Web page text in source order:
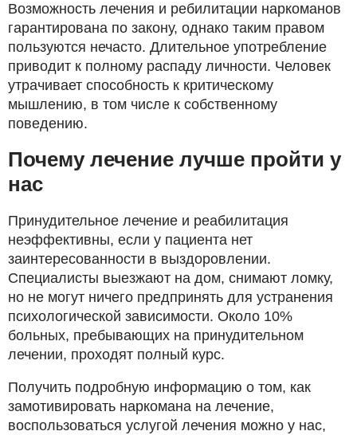
Возможность лечения и ребилитации наркоманов
гарантирована по закону, однако таким правом
пользуются нечасто. Длительное употребление
приводит к полному распаду личности. Человек
утрачивает способность к критическому
мышлению, в том числе к собственному
поведению.
Почему лечение лучше пройти у
нас
Принудительное лечение и реабилитация
неэффективны, если у пациента нет
заинтересованности в выздоровлении.
Специалисты выезжают на дом, снимают ломку,
но не могут ничего предпринять для устранения
психологической зависимости. Около 10%
больных, пребывающих на принудительном
лечении, проходят полный курс.
Получить подробную информацию о том, как
замотивировать наркомана на лечение,
воспользоваться услугой лечения можно у нас,